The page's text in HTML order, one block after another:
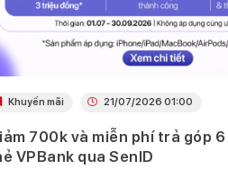
Khuyến mãi 21/07/2026 01:00
700k và miễn phí trả góp
VPBank qua SenID